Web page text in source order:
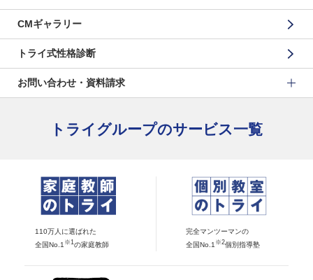
CMギャラリー
トライ式性格診断
お問い合わせ・資料請求
トライグループのサービス一覧
110万人に選ばれた
全国No.1 ※1の家庭教師
完全マンツーマンの
全国No.1 ※2個別指導塾